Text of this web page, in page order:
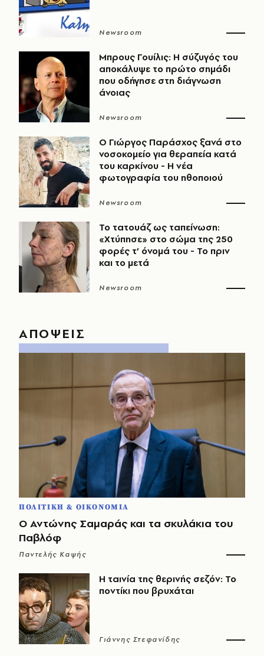
Newsroom
Μπρους Γουίλις: Η σύζυγός του
αποκάλυψε το πρώτο σημάδι
που οδήγησε στη διάγνωση
άνοιας
Newsroom
O Γιώργος Παράσχος ξανά στο
νοσοκομείο για θεραπεία κατά
του καρκίνου - Η νέα
φωτογραφία του ηθοποιού
Newsroom
Το τατουάζ ως ταπείνωση:
«Χτύπησε» στο σώμα της 250
φορές τ’ όνομά του - Το πριν
και το μετά
Newsroom
ΑΠΟΨΕΙΣ
ΠΟΛΙΤΙΚΗ & ΟΙΚΟΝΟΜΙΑ
Ο Αντώνης Σαμαράς και τα σκυλάκια του
Παβλόφ
Παντελής Καψής
Η ταινία της θερινής σεζόν: Το
ποντίκι που βρυχάται
Γιάννης Στεφανίδης